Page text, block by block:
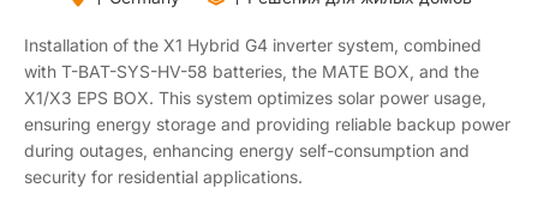
Installation of the X1 Hybrid G4 inverter system, combined
with T-BAT-SYS-HV-58 batteries, the MATE BOX, and the
X1/X3 EPS BOX. This system optimizes solar power usage,
ensuring energy storage and providing reliable backup power
during outages, enhancing energy self-consumption and
security for residential applications.